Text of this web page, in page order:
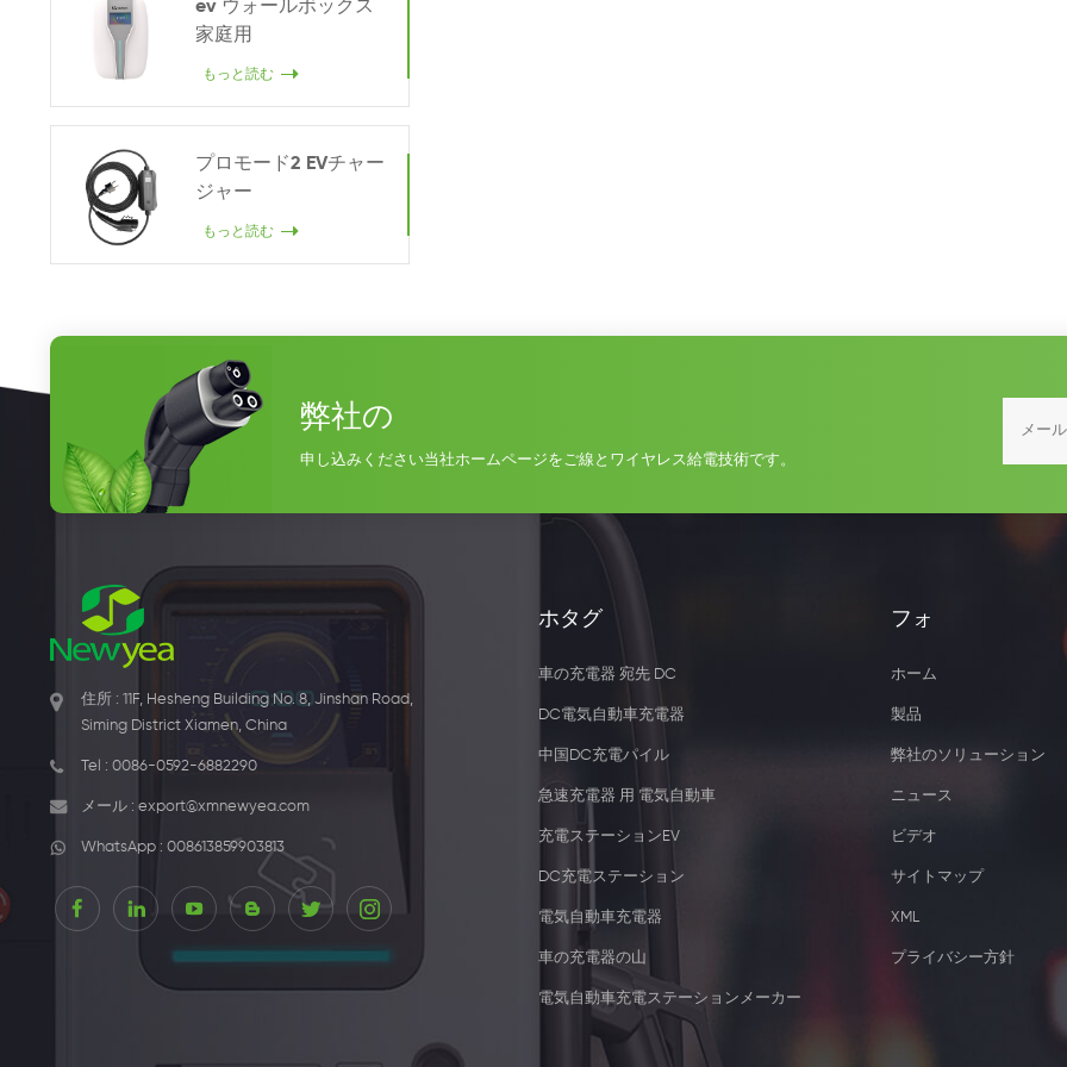
ev ウォールボックス
家庭用
もっと読む
プロモード2 EVチャー
ジャー
もっと読む
弊社の
申し込みください当社ホームページをご線とワイヤレス給電技術です。
住所 : 11F, Hesheng Building No. 8, Jinshan Road,
Siming District Xiamen, China
Tel : 0086-0592-6882290
メール : export@xmnewyea.com
WhatsApp : 008613859903813
ホタグ
車の充電器 宛先 DC
DC電気自動車充電器
中国DC充電パイル
急速充電器 用 電気自動車
充電ステーションEV
DC充電ステーション
電気自動車充電器
車の充電器の山
電気自動車充電ステーションメーカー
フォ
ホーム
製品
弊社のソリューション
ニュース
ビデオ
サイトマップ
XML
プライバシー方針
15W ワイヤレス充電器レシー
バー
器 ソケット